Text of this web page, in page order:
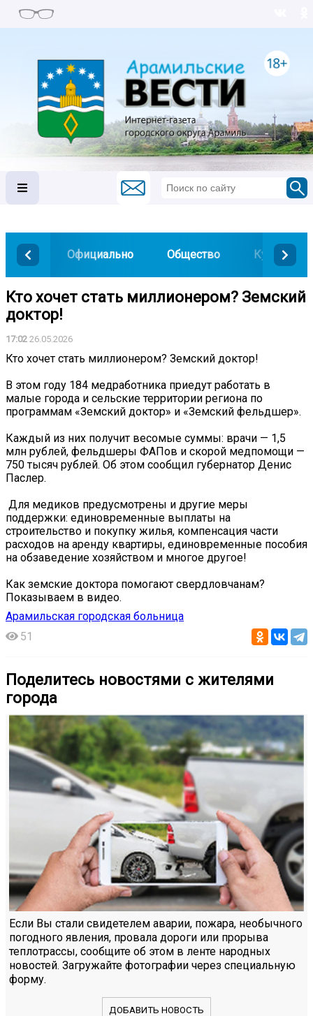
Официально Общество Культура
Кто хочет стать миллионером? Земский
доктор!
17:02 26.05.2026
Кто хочет стать миллионером? Земский доктор!
В этом году 184 медработника приедут работать в
малые города и сельские территории региона по
программам «Земский доктор» и «Земский фельдшер».
Каждый из них получит весомые суммы: врачи — 1,5
млн рублей, фельдшеры ФАПов и скорой медпомощи —
750 тысяч рублей. Об этом сообщил губернатор Денис
Паслер.
️ Для медиков предусмотрены и другие меры
поддержки: единовременные выплаты на
строительство и покупку жилья, компенсация части
расходов на аренду квартиры, единовременные пособия
на обзаведение хозяйством и многое другое!
Как земские доктора помогают свердловчанам?
Показываем в видео.
Арамильская городская больница
51
Поделитесь новостями с жителями
города
Если Вы стали свидетелем аварии, пожара, необычного
погодного явления, провала дороги или прорыва
теплотрассы, сообщите об этом в ленте народных
новостей. Загружайте фотографии через специальную
форму.
ДОБАВИТЬ НОВОСТЬ